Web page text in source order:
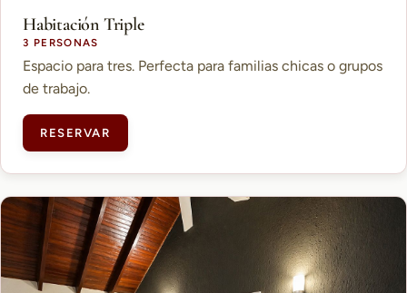
Habitación Triple
3 PERSONAS
Espacio para tres. Perfecta para familias chicas o grupos
de trabajo.
RESERVAR